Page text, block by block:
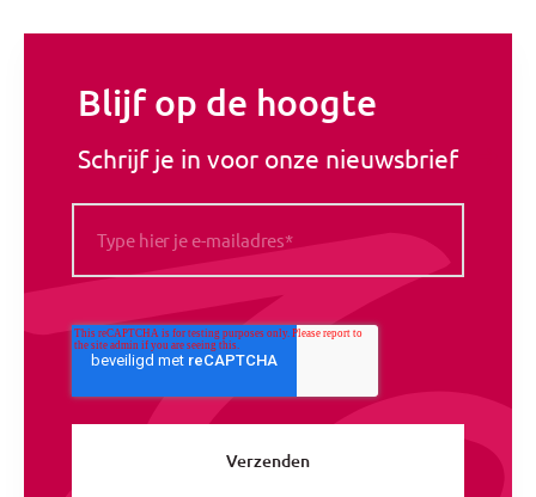
Blijf op de hoogte
Schrijf je in voor onze nieuwsbrief